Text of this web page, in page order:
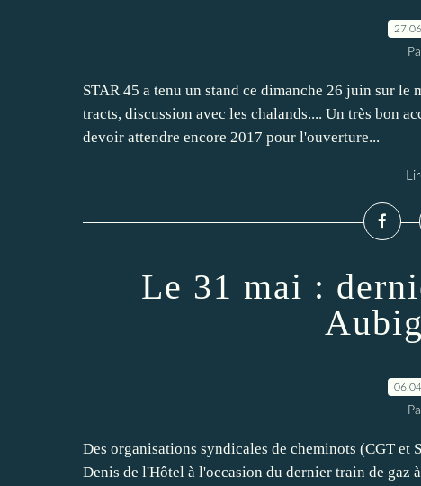
STAR 45 a tenu un stand ce dimanche 26 juin sur le
tracts, discussion avec les chalands.... Un très bon
devoir attendre encore 2017 pour l'ouverture...
Le 31 mai :
Des organisations syndicales de cheminots (CGT et
Denis de l'Hôtel à l'occasion du dernier train de gaz